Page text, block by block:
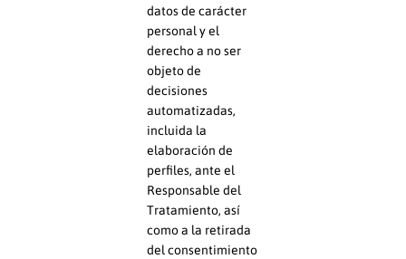
datos de carácter
personal y el
derecho a no ser
objeto de
decisiones
automatizadas,
incluida la
elaboración de
perfiles, ante el
Responsable del
Tratamiento, así
como a la retirada
del consentimiento